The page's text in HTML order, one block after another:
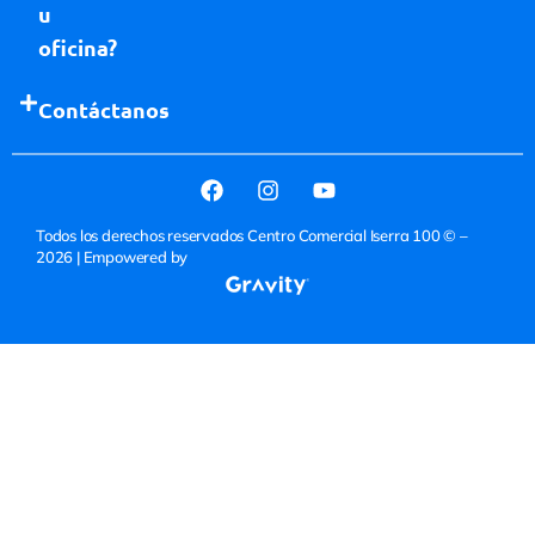
u
oficina?
Contáctanos
Todos los derechos reservados Centro Comercial Iserra 100 © –
2026 | Empowered by